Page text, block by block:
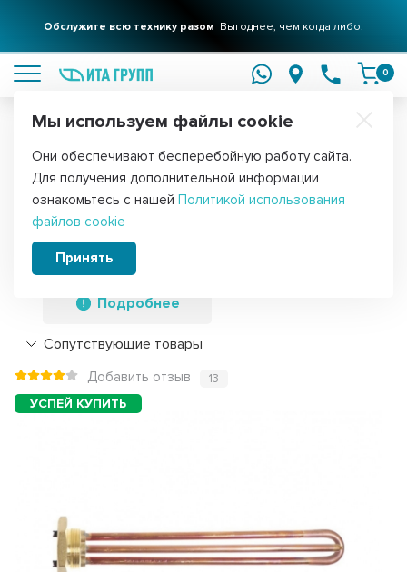
Обслужите всю технику разом Выгоднее, чем когда либо!
0
Главная Запчасти для водонагревателей ТЭНы для
Комплект ТЭН 1,2кВт (1200Вт) RDT,
резьбовой 42мм для Ariston, De Luxe,
Real, Thermex + прокладка, 182205K1
Подробнее
Сопутствующие товары
Добавить отзыв 13
Мы используем файлы cookie
Они обеспечивают бесперебойную работу сайта.
Для получения дополнительной информации
ознакомьтесь с нашей Политикой использования
файлов cookie
Принять